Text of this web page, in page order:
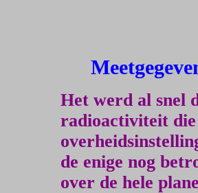
Het werd al snel
radioactiviteit
de enige nog
over de hele